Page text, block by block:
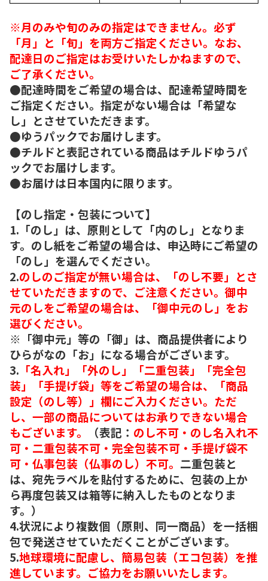
※月のみや旬のみの指定はできません。必ず
「月」と「旬」を両方ご指定ください。なお、
配達日のご指定はお受けいたしかねますので、
ご了承ください。
●配達時間をご希望の場合は、配達希望時間を
ご指定ください。指定がない場合は「希望な
し」とさせていただきます。
●ゆうパックでお届けします。
●チルドと表記されている商品はチルドゆうパ
ックでお届けします。
●お届けは日本国内に限ります。
【のし指定・包装について】
1.「のし」は、原則として「内のし」となりま
す。のし紙をご希望の場合は、申込時にご希望の
「のし」を選んでください。
2.のしのご指定が無い場合は、「のし不要」とさ
せていただきますので、ご注意ください。御中
元のしをご希望の場合は、「御中元のし」をお
選びください。
※「御中元」等の「御」は、商品提供者により
ひらがなの「お」になる場合がございます。
3. 「名入れ」「外のし」「二重包装」「完全包
装」「手提げ袋」等をご希望の場合は、「商品
設定（のし等）」欄にご入力ください。ただ
し、一部の商品についてはお承りできない場合
もございます。
（表記： のし不可・のし名入れ不
可・二重包装不可・完全包装不可・手提げ袋不
可・仏事包装（仏事のし）不可。 二重包装と
は、宛先ラベルを貼付するために、包装の上か
ら再度包装又は箱等に納入したものとなりま
す。）
4.状況により複数個（原則、同一商品）を一括梱
包で発送させていただくことがございます。
5.地球環境に配慮し、簡易包装（エコ包装）を推
進しています。ご協力をお願いいたします。